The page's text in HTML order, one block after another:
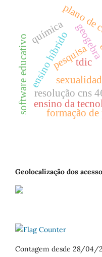
tdic
pesquisa
resolução cns
plano
ensino híbrido
ensino da
formação de
software educativo
química
Geolocalização dos
Contagem desde 28/04/